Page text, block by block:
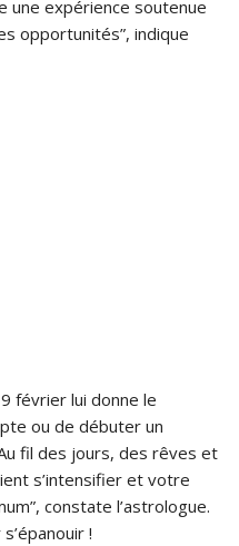
une expérience soutenue
opportunités”, indique
février lui donne le
ou de débuter un
fil des jours, des rêves et
s’intensifier et votre
constate l’astrologue.
!